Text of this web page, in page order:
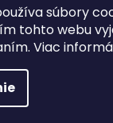
súbory
tohto webu
Viac